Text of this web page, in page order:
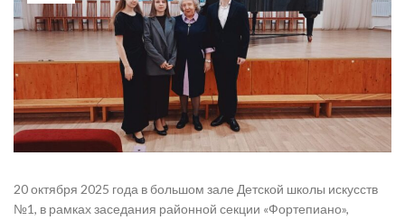
20 октября 2025 года в большом зале Детской школы искусств
№1, в рамках заседания районной секции «Фортепиано»,